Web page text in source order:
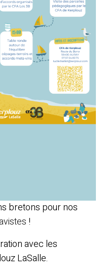
bretons pour nos
!
avec les
LaSalle.